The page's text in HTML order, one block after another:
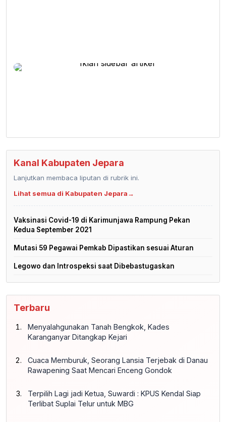
Kanal Kabupaten Jepara
Lanjutkan membaca liputan di rubrik ini.
Lihat semua di Kabupaten Jepara→
Vaksinasi Covid-19 di Karimunjawa Rampung Pekan
Kedua September 2021
Mutasi 59 Pegawai Pemkab Dipastikan sesuai Aturan
Legowo dan Introspeksi saat Dibebastugaskan
Terbaru
Menyalahgunakan Tanah Bengkok, Kades
Karanganyar Ditangkap Kejari
Cuaca Memburuk, Seorang Lansia Terjebak di Danau
Rawapening Saat Mencari Enceng Gondok
Terpilih Lagi jadi Ketua, Suwardi : KPUS Kendal Siap
Terlibat Suplai Telur untuk MBG